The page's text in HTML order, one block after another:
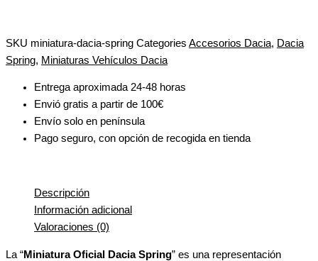
SKU miniatura-dacia-spring Categories Accesorios Dacia, Dacia
Spring, Miniaturas Vehículos Dacia
Entrega aproximada 24-48 horas
Envió gratis a partir de 100€
Envío solo en península
Pago seguro, con opción de recogida en tienda
Descripción
Información adicional
Valoraciones (0)
La “Miniatura Oficial Dacia Spring” es una representación